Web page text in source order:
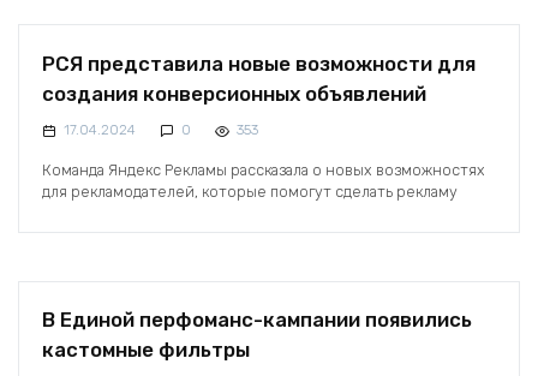
РСЯ представила новые возможности для
создания конверсионных объявлений
17.04.2024 0 353
Команда Яндекс Рекламы рассказала о новых возможностях
для рекламодателей, которые помогут сделать рекламу
В Единой перфоманс-кампании появились
кастомные фильтры